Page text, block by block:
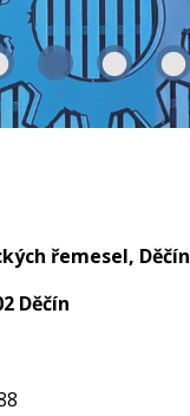
řemesel, Děčín
Děčín